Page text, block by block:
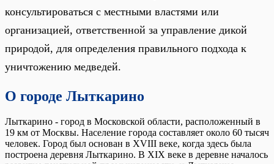
консультироваться с местными властями или
организацией, ответственной за управление дикой
природой, для определения правильного подхода к
уничтожению медведей.
О городе Лыткарино
Лыткарино - город в Московской области, расположенный в
19 км от Москвы. Население города составляет около 60 тысяч
человек. Город был основан в XVIII веке, когда здесь была
построена деревня Лыткарино. В XIX веке в деревне началось